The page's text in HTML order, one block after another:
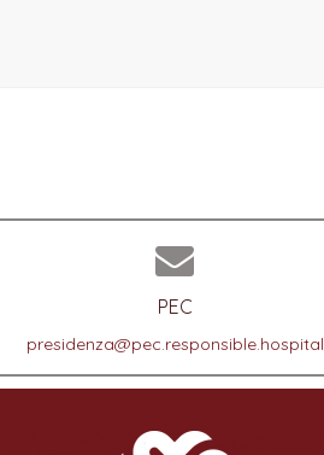
PEC
presidenza@pec.responsible.hospital